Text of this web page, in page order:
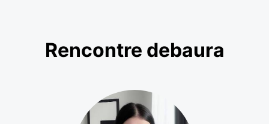
Rencontre debaura